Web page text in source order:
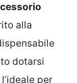
alla
dotarsi
per